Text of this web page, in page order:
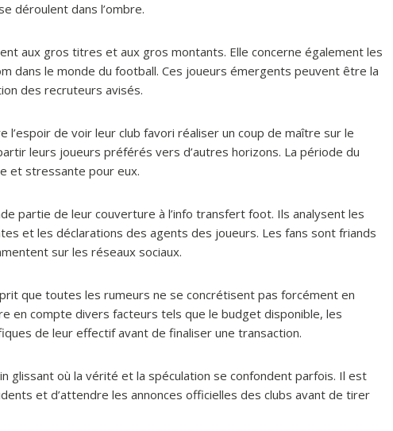
déroulent dans l’ombre.
aux gros titres et aux gros montants. Elle concerne également les
dans le monde du football. Ces joueurs émergents peuvent être la
des recruteurs avisés.
de voir leur club favori réaliser un coup de maître sur le
leurs joueurs préférés vers d’autres horizons. La période du
et stressante pour eux.
partie de leur couverture à l’info transfert foot. Ils analysent les
et les déclarations des agents des joueurs. Les fans sont friands
sur les réseaux sociaux.
que toutes les rumeurs ne se concrétisent pas forcément en
en compte divers facteurs tels que le budget disponible, les
de leur effectif avant de finaliser une transaction.
glissant où la vérité et la spéculation se confondent parfois. Il est
et d’attendre les annonces officielles des clubs avant de tirer